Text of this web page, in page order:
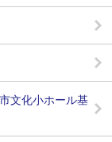
文化小ホール基